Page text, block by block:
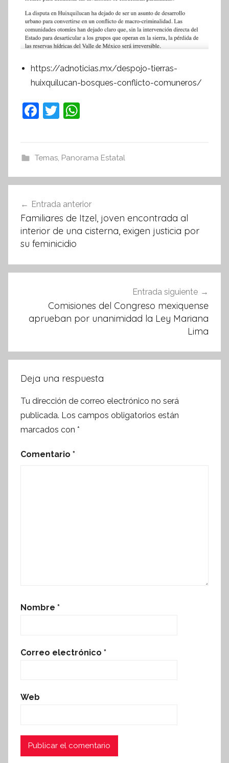
https://adnoticias.mx/despojo-tierras-
huixquilucan-bosques-conflicto-comuneros/
F
e
b
o
k
T
er s
A
p
Temas, Panorama Estatal
de
entradas
Entrada anterior
Familiares de Itzel, joven encontrada al
interior de una cisterna, exigen justicia por
su feminicidio
Entrada siguiente
Comisiones del Congreso mexiquense
aprueban por unanimidad la Ley Mariana
Lima
Deja una respuesta
Tu dirección de correo electrónico no será
publicada. Los campos obligatorios están
marcados con *
Comentario *
Nombre *
Correo electrónico *
Web